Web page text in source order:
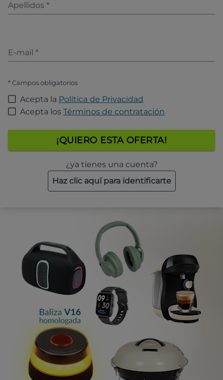
Apellidos *
E-mail *
* Campos obligatorios
Acepta la Política de Privacidad
Acepta los Términos de contratación
¡QUIERO ESTA OFERTA!
¿ya tienes una cuenta?
Haz clic aquí para identificarte